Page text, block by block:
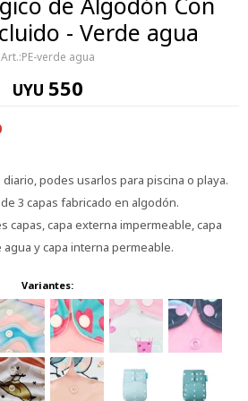
- Verde agua
PE-verde agua
UYU 550
podes usarlos para piscina o playa.
3 capas fabricado en algodón.
capas, capa externa impermeable, capa
y capa interna permeable.
Variantes: